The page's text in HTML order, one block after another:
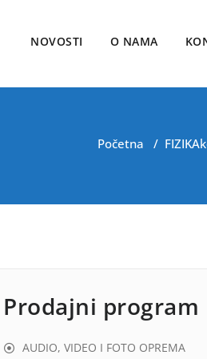
NOVOSTI O NAMA
Početna / FIZIKA
Prodajni program
AUDIO, VIDEO I FOTO OPREMA